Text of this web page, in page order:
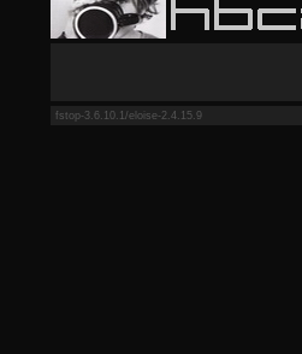
fstop-3.6.10.1/eloise-2.4.15.9